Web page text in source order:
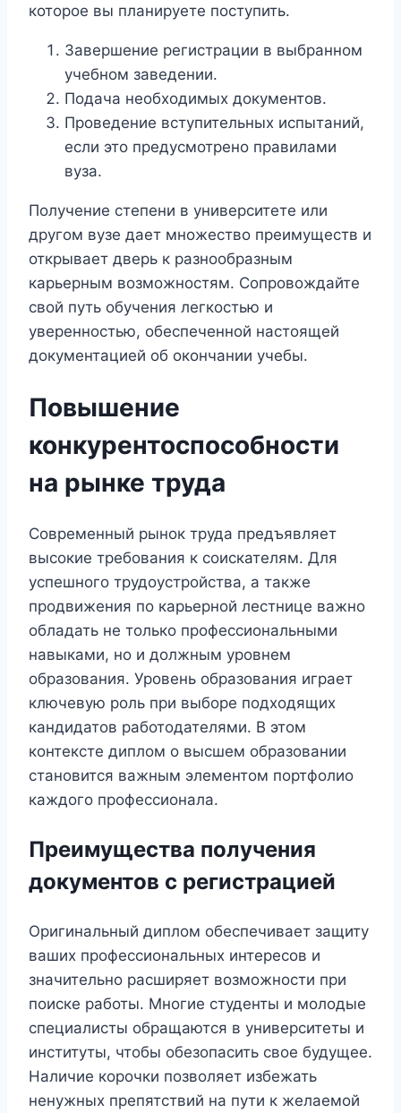
которое вы планируете поступить.
Завершение регистрации в выбранном
учебном заведении.
Подача необходимых документов.
Проведение вступительных испытаний,
если это предусмотрено правилами
вуза.
Получение степени в университете или
другом вузе дает множество преимуществ и
открывает дверь к разнообразным
карьерным возможностям. Сопровождайте
свой путь обучения легкостью и
уверенностью, обеспеченной настоящей
документацией об окончании учебы.
Повышение
конкурентоспособности
на рынке труда
Современный рынок труда предъявляет
высокие требования к соискателям. Для
успешного трудоустройства, а также
продвижения по карьерной лестнице важно
обладать не только профессиональными
навыками, но и должным уровнем
образования. Уровень образования играет
ключевую роль при выборе подходящих
кандидатов работодателями. В этом
контексте диплом о высшем образовании
становится важным элементом портфолио
каждого профессионала.
Преимущества получения
документов с регистрацией
Оригинальный диплом обеспечивает защиту
ваших профессиональных интересов и
значительно расширяет возможности при
поиске работы. Многие студенты и молодые
специалисты обращаются в университеты и
институты, чтобы обезопасить свое будущее.
Наличие корочки позволяет избежать
ненужных препятствий на пути к желаемой